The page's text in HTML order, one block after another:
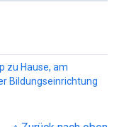
zu Hause, am
Bildungseinrichtung